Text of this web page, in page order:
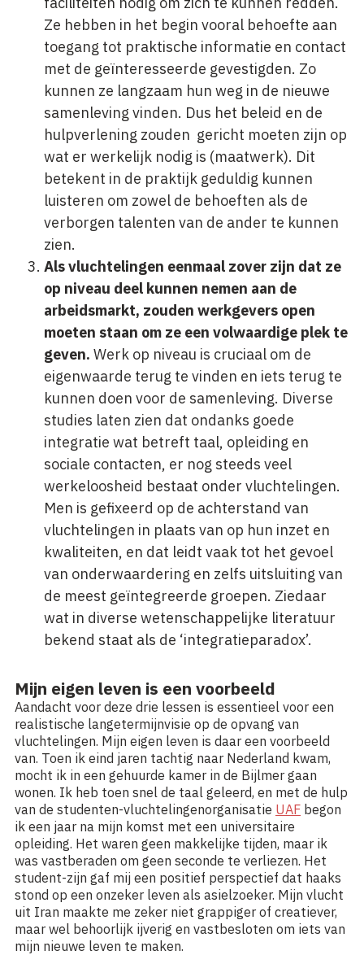
Ze hebben in het begin vooral behoefte aan
toegang tot praktische informatie en contact
met de geïnteresseerde gevestigden. Zo
kunnen ze langzaam hun weg in de nieuwe
samenleving vinden. Dus het beleid en de
hulpverlening zouden gericht moeten zijn op
wat er werkelijk nodig is (maatwerk). Dit
betekent in de praktijk geduldig kunnen
luisteren om zowel de behoeften als de
verborgen talenten van de ander te kunnen
zien.
Als vluchtelingen eenmaal zover zijn dat ze
op niveau deel kunnen nemen aan de
arbeidsmarkt, zouden werkgevers open
moeten staan om ze een volwaardige plek te
geven. Werk op niveau is cruciaal om de
eigenwaarde terug te vinden en iets terug te
kunnen doen voor de samenleving. Diverse
studies laten zien dat ondanks goede
integratie wat betreft taal, opleiding en
sociale contacten, er nog steeds veel
werkeloosheid bestaat onder vluchtelingen.
Men is gefixeerd op de achterstand van
vluchtelingen in plaats van op hun inzet en
kwaliteiten, en dat leidt vaak tot het gevoel
van onderwaardering en zelfs uitsluiting van
de meest geïntegreerde groepen. Ziedaar
wat in diverse wetenschappelijke literatuur
bekend staat als de ‘integratieparadox’.
Mijn eigen leven is een voorbeeld
Aandacht voor deze drie lessen is essentieel voor een
realistische langetermijnvisie op de opvang van
vluchtelingen. Mijn eigen leven is daar een voorbeeld
van. Toen ik eind jaren tachtig naar Nederland kwam,
mocht ik in een gehuurde kamer in de Bijlmer gaan
wonen. Ik heb toen snel de taal geleerd, en met de hulp
van de studenten-vluchtelingenorganisatie UAF begon
ik een jaar na mijn komst met een universitaire
opleiding. Het waren geen makkelijke tijden, maar ik
was vastberaden om geen seconde te verliezen. Het
student-zijn gaf mij een positief perspectief dat haaks
stond op een onzeker leven als asielzoeker. Mijn vlucht
uit Iran maakte me zeker niet grappiger of creatiever,
maar wel behoorlijk ijverig en vastbesloten om iets van
mijn nieuwe leven te maken.